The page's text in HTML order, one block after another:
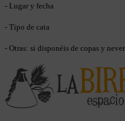
- Lugar y fecha
- Tipo de cata
- Otras: si disponéis de copas y